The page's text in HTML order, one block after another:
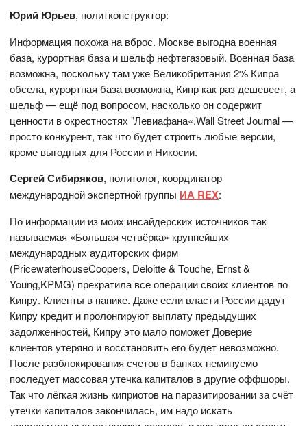
Юрий Юрьев, политконструктор:
Информация похожа на вброс. Москве выгодна военная
база, курортная база и шельф нефтегазовый. Военная база
возможна, поскольку там уже Великобритания 2% Кипра
обсела, курортная база возможна, Кипр как раз дешевеет, а
шельф — ещё под вопросом, насколько он содержит
ценности в окрестностях "Левиафана«.Wall Street Journal —
просто конкурент, так что будет строить любые версии,
кроме выгодных для России и Никосии.
Сергей Сибиряков, политолог, координатор
международной экспертной группы ИА REX:
По информации из моих инсайдерских источников так
называемая «Большая четвёрка» крупнейших
международных аудиторских фирм
(PricewaterhouseCoopers, Deloitte & Touche, Ernst &
Young,KPMG) прекратила все операции своих клиентов по
Кипру. Клиенты в панике. Даже если власти России дадут
Кипру кредит и пролонгируют выплату предыдущих
задолженностей, Кипру это мало поможет Доверие
клиентов утеряно и восстановить его будет невозможно.
После разблокирования счетов в банках неминуемо
последует массовая утечка капиталов в другие оффшоры.
Так что лёгкая жизнь киприотов на паразитировании за счёт
утечки капиталов закончилась, им надо искать